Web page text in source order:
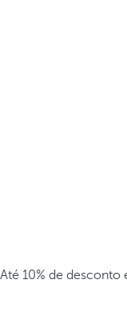
Até 10% de desconto